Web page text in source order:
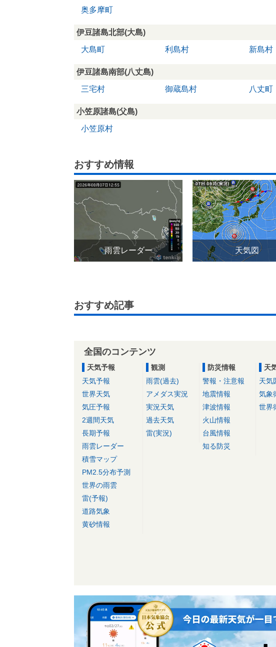
奥多摩町
伊豆諸島北部(大島)
大島町
利島村 新島村
伊豆諸島南部(八丈島)
三宅村
御蔵島村 八丈町
小笠原諸島(父島)
小笠原村
おすすめ情報
雨雲レーダー 天気図
おすすめ記事
全国のコンテンツ
天気予報
天気予報
世界天気
気圧予報
2週間天気
長期予報
雨雲レーダー
積雪マップ
PM2.5分布予測
世界の雨雲
雷(予報)
道路気象
黄砂情報
観測
雨雲(過去)
アメダス実況
実況天気
過去天気
雷(実況)
防災情報
警報・注意報
地震情報
津波情報
火山情報
台風情報
知る防災
天
天気
気象
世界